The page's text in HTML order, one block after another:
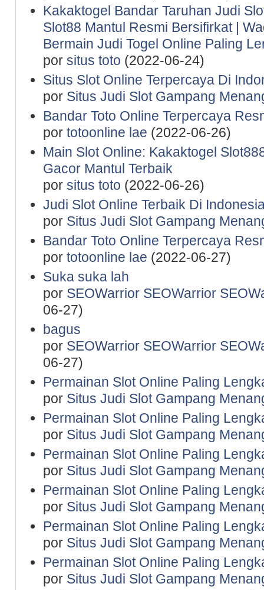
Kakaktogel Bandar Taruhan Judi
Slot88 Mantul Resmi Bersifirkat |
Bermain Judi Togel Online Paling
por situs toto (2022-06-24)
Situs Slot Online Terpercaya Di
por Situs Judi Slot Gampang
Bandar Toto Online Terpercaya
por totoonline lae (2022-06-26)
Main Slot Online: Kakaktogel
Gacor Mantul Terbaik
por situs toto (2022-06-26)
Judi Slot Online Terbaik Di
por Situs Judi Slot Gampang
Bandar Toto Online Terpercaya
por totoonline lae (2022-06-27)
Suka suka lah
por SEOWarrior SEOWarrior
06-27)
bagus
por SEOWarrior SEOWarrior
06-27)
Permainan Slot Online Paling
por Situs Judi Slot Gampang
Permainan Slot Online Paling
por Situs Judi Slot Gampang
Permainan Slot Online Paling
por Situs Judi Slot Gampang
Permainan Slot Online Paling
por Situs Judi Slot Gampang
Permainan Slot Online Paling
por Situs Judi Slot Gampang
Permainan Slot Online Paling
por Situs Judi Slot Gampang